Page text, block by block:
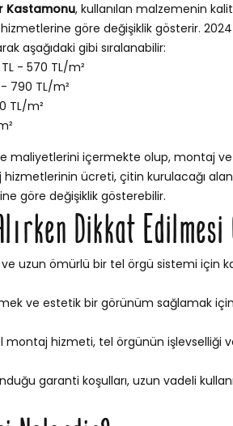
Kastamonu, kullanılan malzemenin
göre değişiklik gösterir. 2024
aşağıdaki gibi sıralanabilir:
- 570 TL/m²
790 TL/m²
TL/m²
maliyetlerini içermekte olup, montaj
ücreti, çitin kurulacağı
göre değişiklik gösterebilir.
Dikkat
ve uzun ömürlü bir tel örgü sistemi için
ve estetik bir görünüm sağlamak
hizmeti, tel örgünün işlevselliği ve
garanti koşulları, uzun vadeli